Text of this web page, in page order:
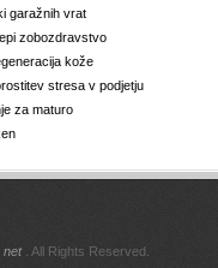
garažnih vrat
zobozdravstvo
kože
stresa v podjetju
za maturo
net. All Rights Reserved.